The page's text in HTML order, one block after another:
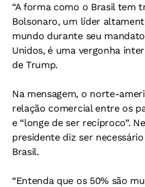
“A forma como o Brasil tem
Bolsonaro, um líder
mundo durante seu
Unidos, é uma vergonha
de Trump.
Na mensagem, o norte-
relação comercial entre os
e “longe de ser recíproco”.
presidente diz ser
Brasil.
“Entenda que os 50% são